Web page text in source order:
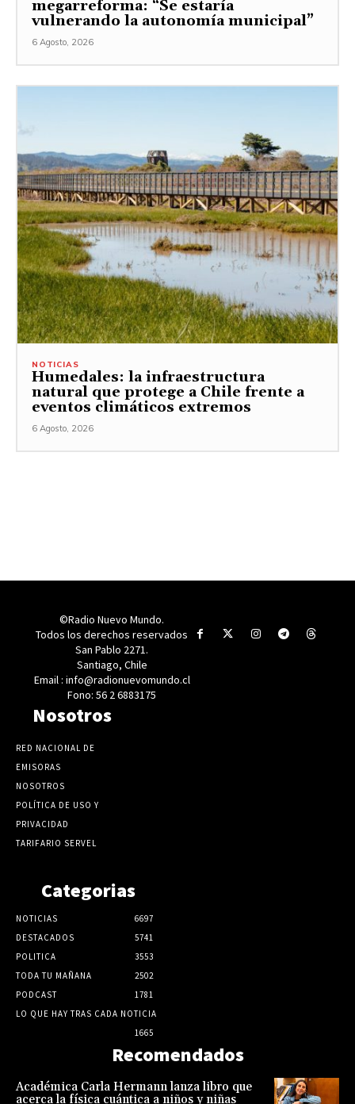
megarreforma: “Se estaría
vulnerando la autonomía municipal”
6 Agosto, 2026
NOTICIAS
Humedales: la infraestructura
natural que protege a Chile frente a
eventos climáticos extremos
6 Agosto, 2026
©Radio Nuevo Mundo.
Todos los derechos reservados
San Pablo 2271.
Santiago, Chile
Email : info@radionuevomundo.cl
Fono: 56 2 6883175
Nosotros
RED NACIONAL DE
EMISORAS
NOSOTROS
POLÍTICA DE USO Y
PRIVACIDAD
TARIFARIO SERVEL
Categorias
NOTICIAS
6697
DESTACADOS
5741
POLITICA
3553
TODA TU MAÑANA
2502
PODCAST
1781
LO QUE HAY TRAS CADA NOTICIA
1665
Recomendados
Académica Carla Hermann lanza libro que
acerca la física cuántica a niños y niñas